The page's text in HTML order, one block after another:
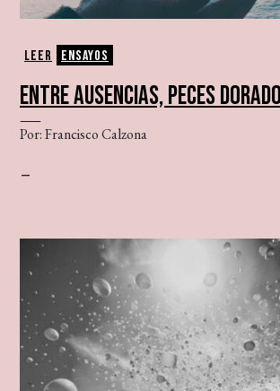
Leer Ensayos
ENTRE AUSENCIAS, PECES
Por: Francisco Calzona
–